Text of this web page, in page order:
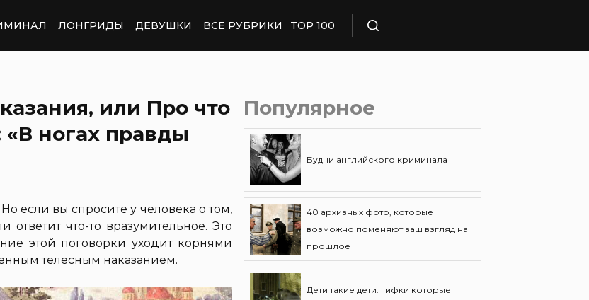
ЛОНГРИДЫ ДЕВУШКИ ВСЕ РУБРИКИ TOP 100
или Про что
«В ногах правды
если вы спросите у человека о том,
что-то вразумительное. Это
этой поговорки уходит корнями
телесным наказанием.
Популярное
Будни английского криминала
40 архивных фото, которые
возможно поменяют ваш взгляд на
прошлое
Дети такие дети: гифки которые